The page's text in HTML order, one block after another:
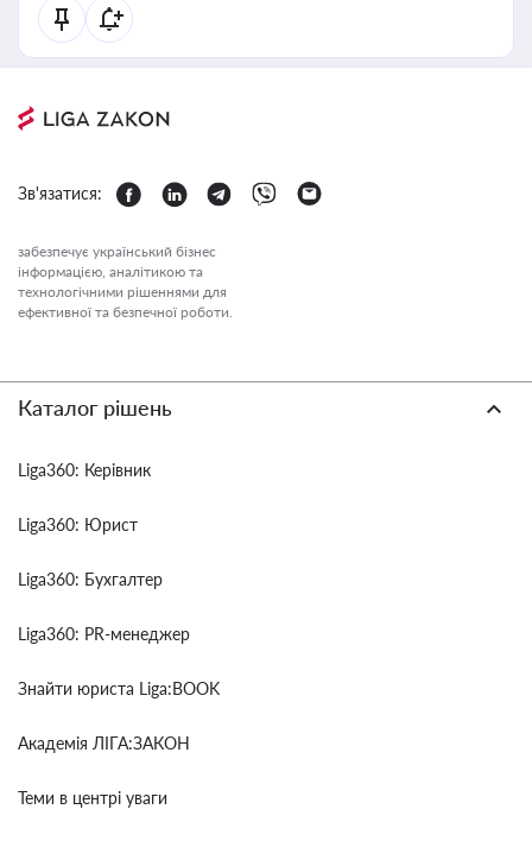
Зв'язатися:
забезпечує український бізнес
інформацією, аналітикою та
технологічними рішеннями для
ефективної та безпечної роботи.
Каталог рішень
Liga360: Керівник
Liga360: Юрист
Liga360: Бухгалтер
Liga360: PR-менеджер
Знайти юриста Liga:BOOK
Академія ЛІГА:ЗАКОН
Теми в центрі уваги